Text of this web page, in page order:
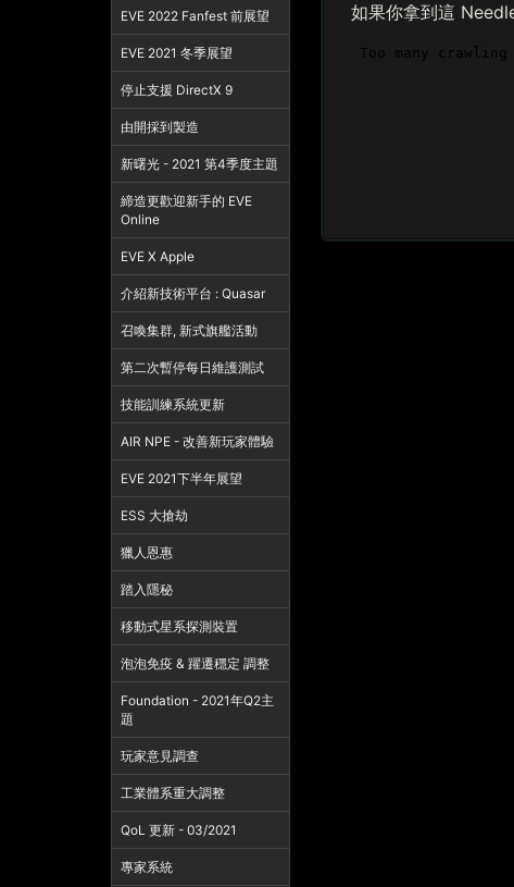
EVE 2022 Fanfest 前展望
EVE 2021 冬季展望
停止支援 DirectX 9
由開採到製造
新曙光 - 2021 第4季度主題
締造更歡迎新手的 EVE
Online
EVE X Apple
介紹新技術平台 : Quasar
召喚集群, 新式旗艦活動
第二次暫停每日維護測試
技能訓練系統更新
AIR NPE - 改善新玩家體驗
EVE 2021下半年展望
ESS 大搶劫
獵人恩惠
踏入隱秘
移動式星系探測裝置
泡泡免疫 & 躍遷穩定 調整
Foundation - 2021年Q2主
題
玩家意見調查
工業體系重大調整
QoL 更新 - 03/2021
專家系統
如果你拿到這